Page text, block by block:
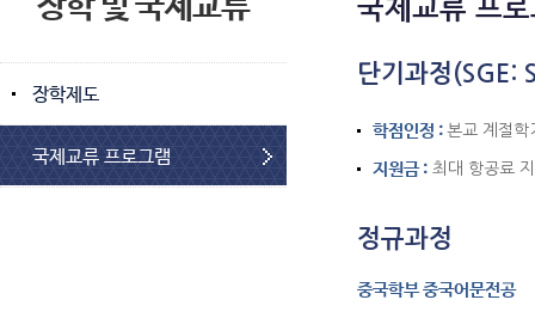
장학제도
국제교류 프로그램
국제교류 프
단기과정
학점인정 : 본교 계절학
지원금 : 최대 항공료
정규과정
중국학부 중국어문전공